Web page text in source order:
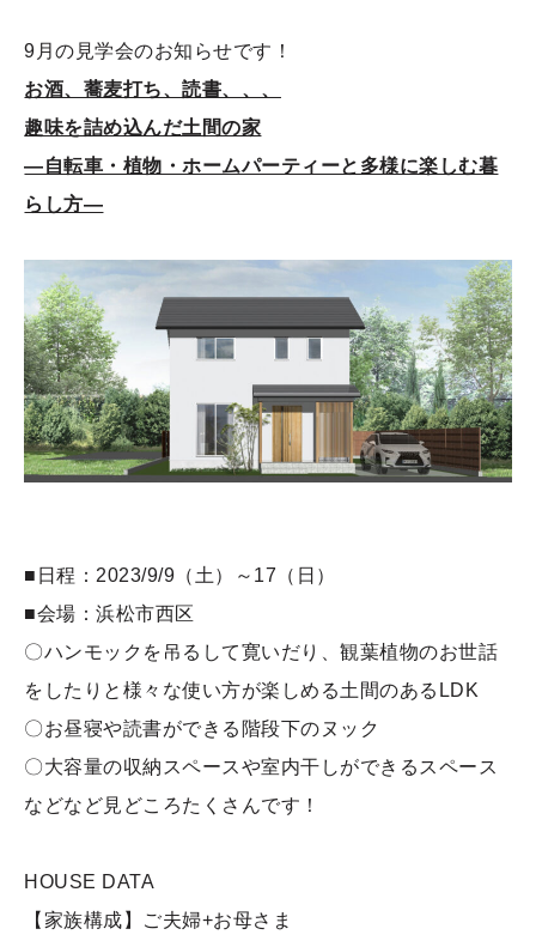
9月の見学会のお知らせです！
お酒、蕎麦打ち、読書、、、
趣味を詰め込んだ土間の家
―自転車・植物・ホームパーティーと多様に楽しむ暮
らし方―
■日程：2023/9/9（土）～17（日）
■会場：浜松市西区
〇ハンモックを吊るして寛いだり、観葉植物のお世話
をしたりと様々な使い方が楽しめる土間のあるLDK
〇お昼寝や読書ができる階段下のヌック
〇大容量の収納スペースや室内干しができるスペース
などなど見どころたくさんです！
HOUSE DATA
【家族構成】ご夫婦+お母さま